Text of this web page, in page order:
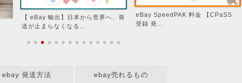
【 eBay 輸出】日本から世界へ、発
送が止まらなくなる...
eBay SpeedPAK 料金 【CPaSS
登録 発...
ebay 発送方法 ebay売れるもの